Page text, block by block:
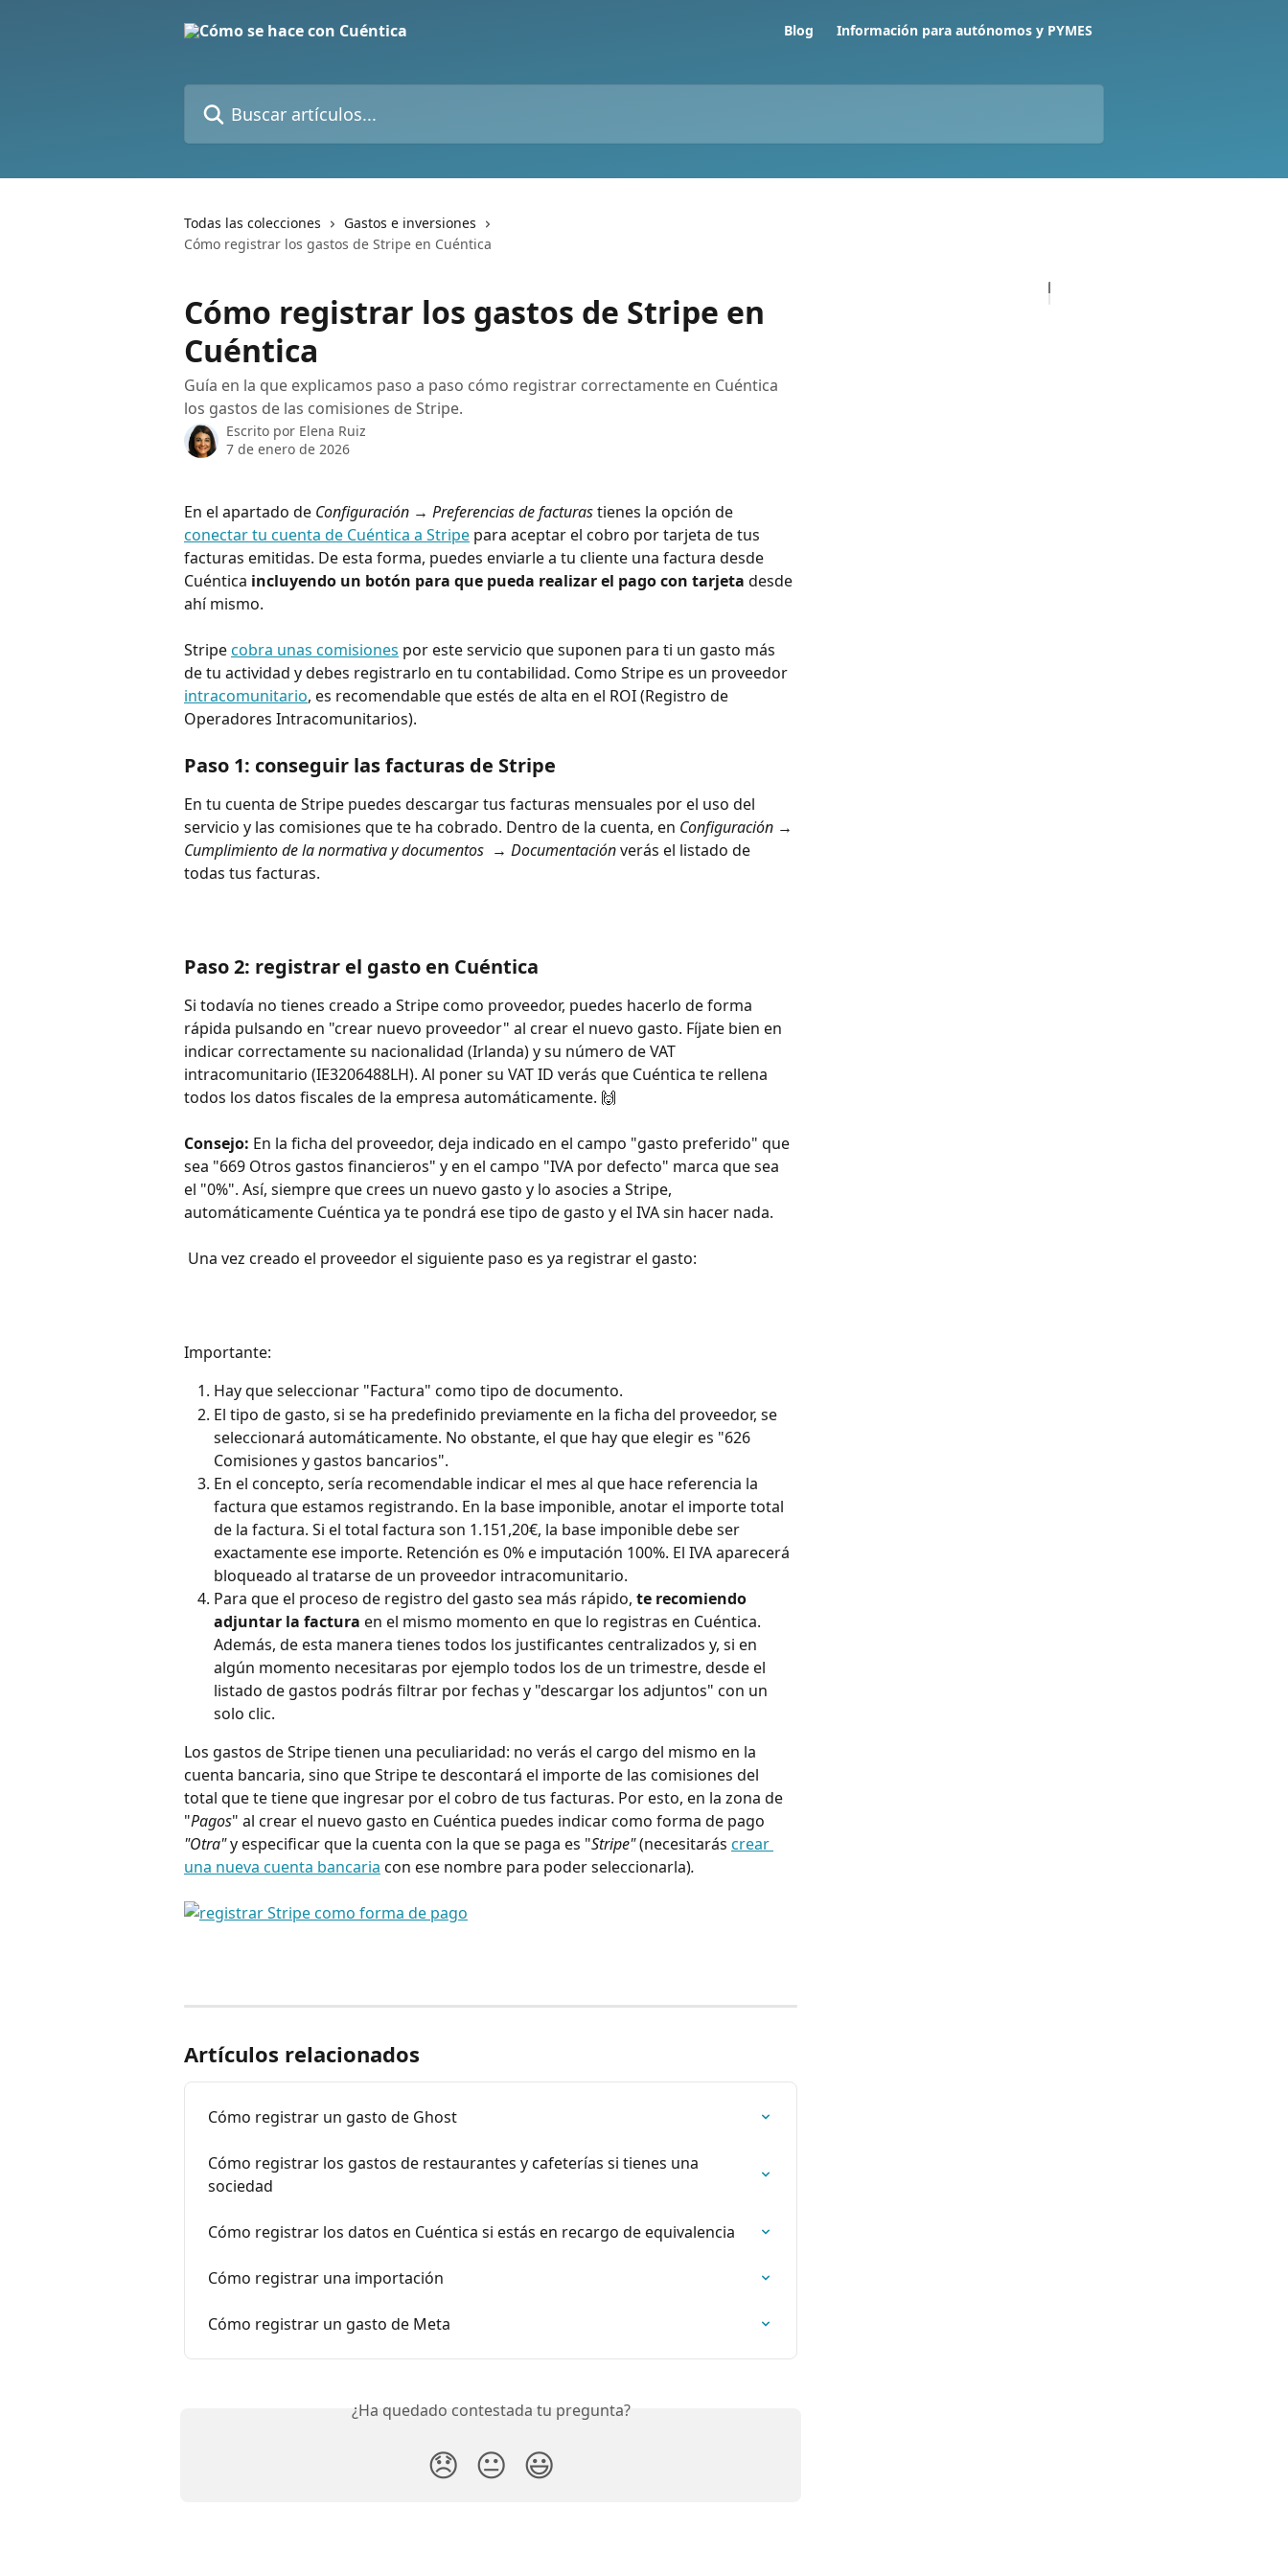
Blog Información para autónomos y PYMES
Todas las colecciones
Gastos e inversiones
Cómo registrar los gastos de Stripe en Cuéntica
Cómo registrar los gastos de Stripe en
Cuéntica
Guía en la que explicamos paso a paso cómo registrar correctamente en Cuéntica
los gastos de las comisiones de Stripe.
Escrito por Elena Ruiz
7 de enero de 2026
En el apartado de Configuración → Preferencias de facturas tienes la opción de
conectar tu cuenta de Cuéntica a Stripe para aceptar el cobro por tarjeta de tus
facturas emitidas. De esta forma, puedes enviarle a tu cliente una factura desde
Cuéntica incluyendo un botón para que pueda realizar el pago con tarjeta desde
ahí mismo.
Stripe cobra unas comisiones por este servicio que suponen para ti un gasto más
de tu actividad y debes registrarlo en tu contabilidad. Como Stripe es un proveedor
intracomunitario, es recomendable que estés de alta en el ROI (Registro de
Operadores Intracomunitarios).
Paso 1: conseguir las facturas de Stripe
En tu cuenta de Stripe puedes descargar tus facturas mensuales por el uso del
servicio y las comisiones que te ha cobrado. Dentro de la cuenta, en Configuración →
Cumplimiento de la normativa y documentos  → Documentación verás el listado de
todas tus facturas.
Paso 2: registrar el gasto en Cuéntica
Si todavía no tienes creado a Stripe como proveedor, puedes hacerlo de forma
rápida pulsando en "crear nuevo proveedor" al crear el nuevo gasto. Fíjate bien en
indicar correctamente su nacionalidad (Irlanda) y su número de VAT
intracomunitario (IE3206488LH). Al poner su VAT ID verás que Cuéntica te rellena
todos los datos fiscales de la empresa automáticamente. 🙌
Consejo: En la ficha del proveedor, deja indicado en el campo "gasto preferido" que
sea "669 Otros gastos financieros" y en el campo "IVA por defecto" marca que sea
el "0%". Así, siempre que crees un nuevo gasto y lo asocies a Stripe,
automáticamente Cuéntica ya te pondrá ese tipo de gasto y el IVA sin hacer nada.
Una vez creado el proveedor el siguiente paso es ya registrar el gasto:
Importante:
Hay que seleccionar "Factura" como tipo de documento.
El tipo de gasto, si se ha predefinido previamente en la ficha del proveedor, se
seleccionará automáticamente. No obstante, el que hay que elegir es "626
Comisiones y gastos bancarios".
En el concepto, sería recomendable indicar el mes al que hace referencia la
factura que estamos registrando. En la base imponible, anotar el importe total
de la factura. Si el total factura son 1.151,20€, la base imponible debe ser
exactamente ese importe. Retención es 0% e imputación 100%. El IVA aparecerá
bloqueado al tratarse de un proveedor intracomunitario.
Para que el proceso de registro del gasto sea más rápido, te recomiendo
adjuntar la factura en el mismo momento en que lo registras en Cuéntica.
Además, de esta manera tienes todos los justificantes centralizados y, si en
algún momento necesitaras por ejemplo todos los de un trimestre, desde el
listado de gastos podrás filtrar por fechas y "descargar los adjuntos" con un
solo clic.
Los gastos de Stripe tienen una peculiaridad: no verás el cargo del mismo en la
cuenta bancaria, sino que Stripe te descontará el importe de las comisiones del
total que te tiene que ingresar por el cobro de tus facturas. Por esto, en la zona de
"Pagos" al crear el nuevo gasto en Cuéntica puedes indicar como forma de pago
"Otra" y especificar que la cuenta con la que se paga es "Stripe" (necesitarás crear
una nueva cuenta bancaria con ese nombre para poder seleccionarla).
Artículos relacionados
Cómo registrar un gasto de Ghost
Cómo registrar los gastos de restaurantes y cafeterías si tienes una
sociedad
Cómo registrar los datos en Cuéntica si estás en recargo de equivalencia
Cómo registrar una importación
Cómo registrar un gasto de Meta
¿Ha quedado contestada tu pregunta?
😞 😐 😃